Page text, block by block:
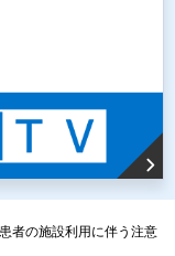
者の施設利用に伴う注意